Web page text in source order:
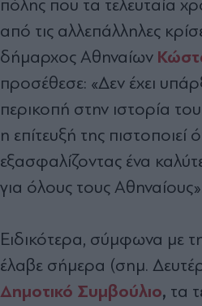
πόλης που τα τελευταία
από τις αλλεπάλληλες
δήμαρχος Αθηναίων
προσέθεσε: «Δεν έχει
περικοπή στην ιστορία
η επίτευξή της πιστοποιεί
εξασφαλίζοντας ένα
για όλους τους
Ειδικότερα, σύμφωνα με
έλαβε σήμερα (σημ.
Δημοτικό Συμβούλιο, τα